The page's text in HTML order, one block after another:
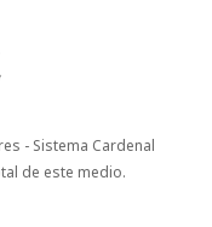
- Sistema Cardenal
de este medio.